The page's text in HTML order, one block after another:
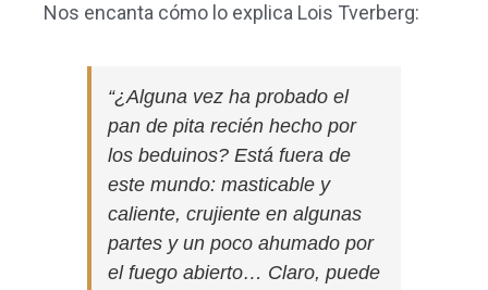
Nos encanta cómo lo explica Lois Tverberg:
“¿Alguna vez ha probado el
pan de pita recién hecho por
los beduinos? Está fuera de
este mundo: masticable y
caliente, crujiente en algunas
partes y un poco ahumado por
el fuego abierto… Claro, puede